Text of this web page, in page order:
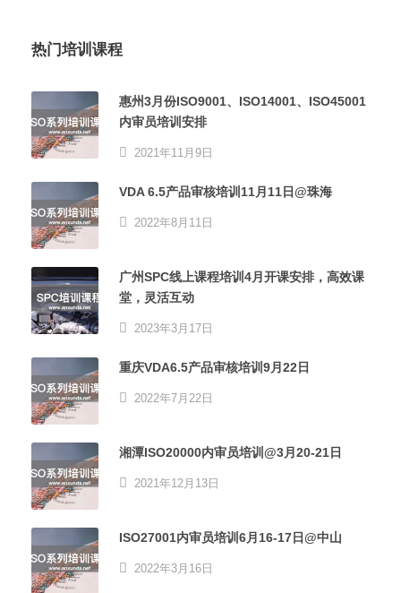
热门培训课程
惠州3月份ISO9001、ISO14001、ISO45001
内审员培训安排
2021年11月9日
VDA 6.5产品审核培训11月11日@珠海
2022年8月11日
广州SPC线上课程培训4月开课安排，高效课
堂，灵活互动
2023年3月17日
重庆VDA6.5产品审核培训9月22日
2022年7月22日
湘潭ISO20000内审员培训@3月20-21日
2021年12月13日
ISO27001内审员培训6月16-17日@中山
2022年3月16日